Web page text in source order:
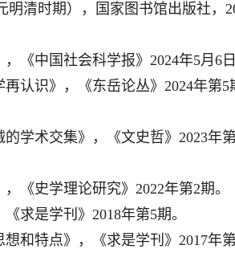
清时期），国家图书馆出版社，
《中国社会科学报》2024年5月6日
认识》，《东岳论丛》2024年第
学术交集》，《文史哲》2023年
《史学理论研究》2022年第2期。
求是学刊》2018年第5期。
和特点》，《求是学刊》2017年第